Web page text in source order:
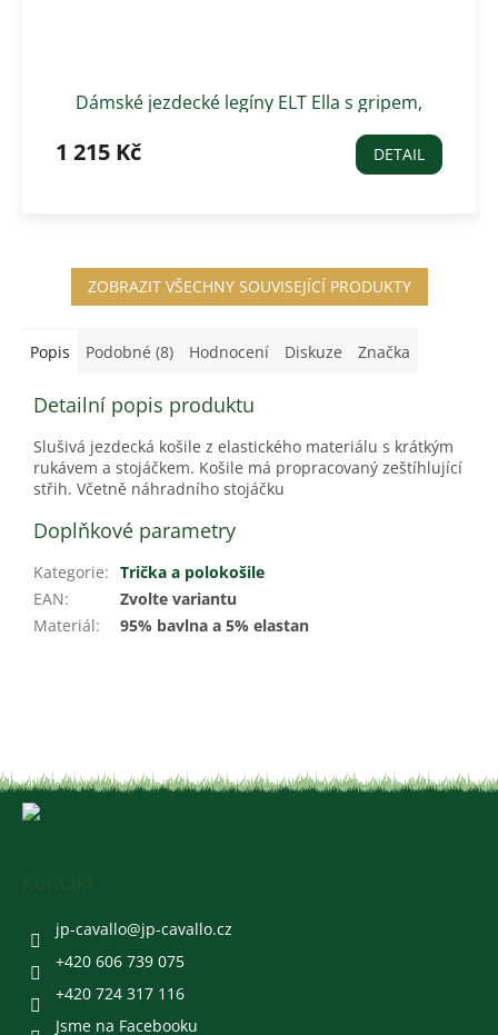
Dámské jezdecké legíny ELT Ella s gripem,
1 215 Kč DETAIL
ZOBRAZIT VŠECHNY SOUVISEJÍCÍ PRODUKTY
Popis Podobné (8) Hodnocení Diskuze Značka
Detailní popis produktu
Slušivá jezdecká košile z elastického materiálu s krátkým
rukávem a stojáčkem. Košile má propracovaný zeštíhlující
střih. Včetně náhradního stojáčku
Doplňkové parametry
Kategorie: Trička a polokošile
EAN:
Zvolte variantu
Materiál: 95% bavlna a 5% elastan
jp-cavallo@jp-cavallo.cz
+420 606 739 075
+420 724 317 116
Jsme na Facebooku